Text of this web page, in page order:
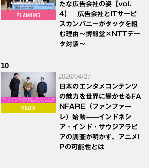
たな広告会社の姿【vol.
4】 広告会社とITサービ
スカンパニーがタッグを組
む理由～博報堂×NTTデー
タ対談～
10
2026/04/27
日本のエンタメコンテンツ
の魅力を世界に響かせるFA
NFARE（ファンファー
レ）始動——インドネシ
ア・インド・サウジアラビ
アの調査が明かす、アニメI
Pの可能性とは